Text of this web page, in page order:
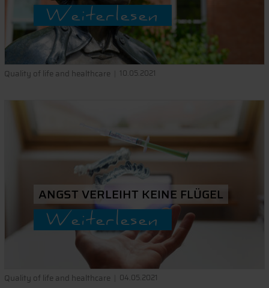
Weiterlesen
Quality of life and healthcare 10.05.2021
ANGST VERLEIHT KEINE FLÜGEL
Weiterlesen
Quality of life and healthcare 04.05.2021